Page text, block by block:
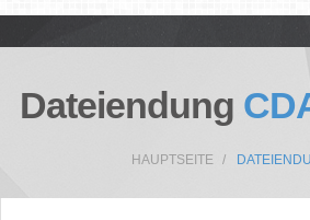
Dateiendung
HAUPTSEITE